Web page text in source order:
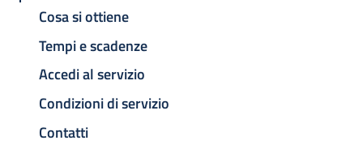
Cosa si ottiene
Tempi e scadenze
Accedi al servizio
Condizioni di servizio
Contatti